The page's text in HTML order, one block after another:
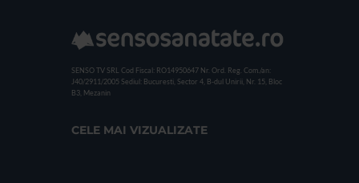
SENSO TV SRL Cod Fiscal: RO14950647 Nr. Ord. Reg. Com./an:
J40/2911/2005 Sediul: Bucuresti, Sector 4, B-dul Unirii, Nr. 15, Bloc
B3, Mezanin
CELE MAI VIZUALIZATE